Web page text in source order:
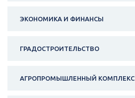
ЭКОНОМИКА И ФИНАНСЫ
ГРАДОСТРОИТЕЛЬСТВО
АГРОПРОМЫШЛЕННЫЙ КОМПЛЕКС